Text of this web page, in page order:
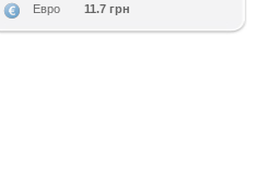
Евро 11.7 грн